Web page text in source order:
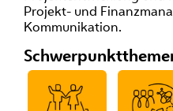
Projekt- und
Kommunikation.